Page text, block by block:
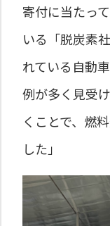
寄付に当たっ
いる「脱炭素
れている自動
例が多く見受
くことで、燃
した」